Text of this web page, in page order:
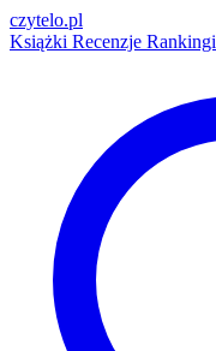
czytelo.pl
Książki Recenzje Rankingi